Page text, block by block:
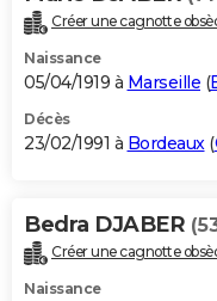
Créer une cagnotte
Naissance
05/04/1919 à Marseille (
Décès
23/02/1991 à Bordeaux(
Bedra DJABER
Créer une cagnotte
Naissance